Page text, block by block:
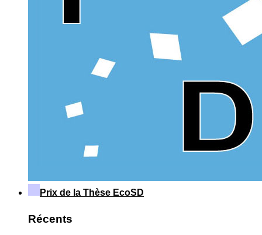
Prix de la Thèse EcoSD
Récents